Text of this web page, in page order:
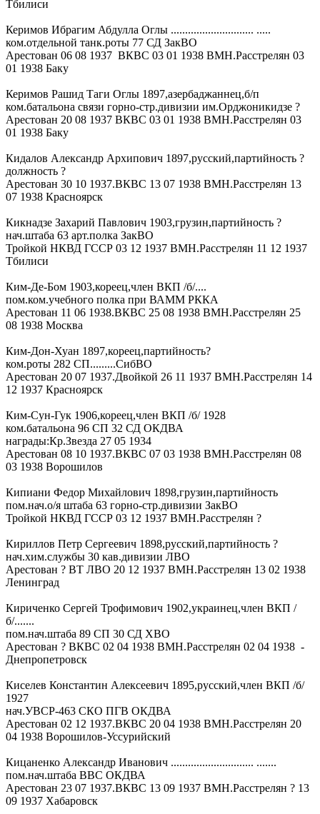
Тбилиси
Керимов Ибрагим Абдулла Оглы ............................. .....
ком.отдельной танк.роты 77 СД ЗакВО
Арестован 06 08 1937 ВКВС 03 01 1938 ВМН.Расстрелян 03
01 1938 Баку
Керимов Рашид Таги Оглы 1897,азербаджаннец,б/п
ком.батальона связи горно-стр.дивизии им.Орджоникидзе ?
Арестован 20 08 1937 ВКВС 03 01 1938 ВМН.Расстрелян 03
01 1938 Баку
Кидалов Александр Архипович 1897,русский,партийность ?
должность ?
Арестован 30 10 1937.ВКВС 13 07 1938 ВМН.Расстрелян 13
07 1938 Красноярск
Кикнадзе Захарий Павлович 1903,грузин,партийность ?
нач.штаба 63 арт.полка ЗакВО
Тройкой НКВД ГССР 03 12 1937 ВМН.Расстрелян 11 12 1937
Тбилиси
Ким-Де-Бом 1903,кореец,член ВКП /б/....
пом.ком.учебного полка при ВАММ РККА
Арестован 11 06 1938.ВКВС 25 08 1938 ВМН.Расстрелян 25
08 1938 Москва
Ким-Дон-Хуан 1897,кореец,партийность?
ком.роты 282 СП.........СибВО
Арестован 20 07 1937.Двойкой 26 11 1937 ВМН.Расстрелян 14
12 1937 Красноярск
Ким-Сун-Гук 1906,кореец,член ВКП /б/ 1928
ком.батальона 96 СП 32 СД ОКДВА
награды:Кр.Звезда 27 05 1934
Арестован 08 10 1937.ВКВС 07 03 1938 ВМН.Расстрелян 08
03 1938 Ворошилов
Кипиани Федор Михайлович 1898,грузин,партийность
пом.нач.о/я штаба 63 горно-стр.дивизии ЗакВО
Тройкой НКВД ГССР 03 12 1937 ВМН.Расстрелян ?
Кириллов Петр Сергеевич 1898,русский,партийность ?
нач.хим.службы 30 кав.дивизии ЛВО
Арестован ? ВТ ЛВО 20 12 1937 ВМН.Расстрелян 13 02 1938
Ленинград
Кириченко Сергей Трофимович 1902,украинец,член ВКП /
б/.......
пом.нач.штаба 89 СП 30 СД ХВО
Арестован ? ВКВС 02 04 1938 ВМН.Расстрелян 02 04 1938 -
Днепропетровск
Киселев Константин Алексеевич 1895,русский,член ВКП /б/
1927
нач.УВСР-463 СКО ПГВ ОКДВА
Арестован 02 12 1937.ВКВС 20 04 1938 ВМН.Расстрелян 20
04 1938 Ворошилов-Уссурийский
Кицаненко Александр Иванович ............................. .......
пом.нач.штаба ВВС ОКДВА
Арестован 23 07 1937.ВКВС 13 09 1937 ВМН.Расстрелян ? 13
09 1937 Хабаровск